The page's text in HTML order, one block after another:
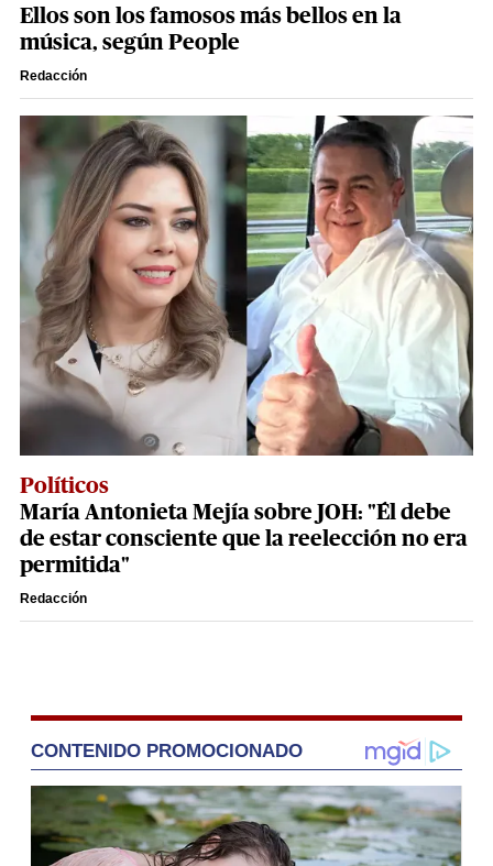
Ellos son los famosos más bellos en la
música, según People
Redacción
Políticos
María Antonieta Mejía sobre JOH: "Él debe
de estar consciente que la reelección no era
permitida"
Redacción
CONTENIDO PROMOCIONADO